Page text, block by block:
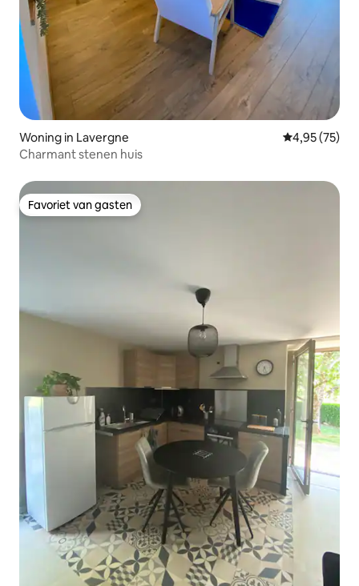
Woning in Lavergne Gemiddelde
4,95 (75)
Charmant stenen huis
Favoriet van gasten
Favoriet van gasten